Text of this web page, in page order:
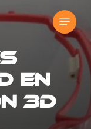
Menu
en
n 3D
Close
Menu